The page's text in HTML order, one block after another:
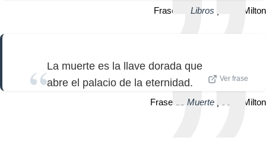
Frase de Libros | John Milton
La muerte es la llave dorada que
abre el palacio de la eternidad.
Ver frase
Frase de Muerte | John Milton